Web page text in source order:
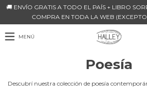
🚚 ENVÍO GRATIS A TODO EL PAÍS + LIBRO
COMPRA EN TODA LA WEB
MENÚ
Poesía
Descubrí nuestra colección de poesía